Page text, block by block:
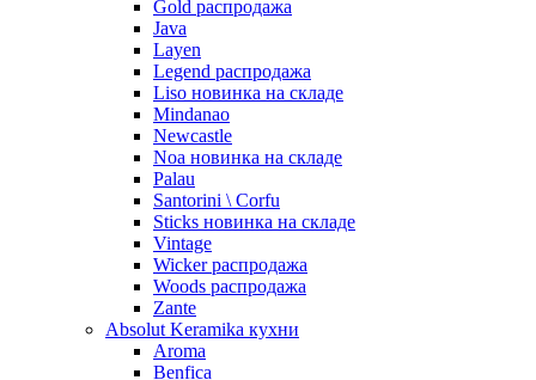
Gold распродажа
Java
Layen
Legend распродажа
Liso новинка на складе
Mindanao
Newcastle
Noa новинка на складе
Palau
Santorini \ Corfu
Sticks новинка на складе
Vintage
Wicker распродажа
Woods распродажа
Zante
Absolut Keramika кухни
Aroma
Benfica